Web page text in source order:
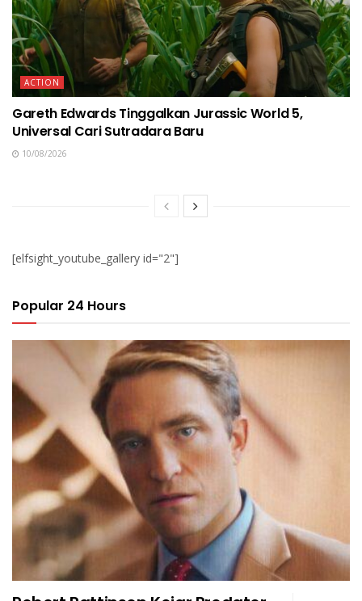
ACTION
Gareth Edwards Tinggalkan Jurassic World 5,
Universal Cari Sutradara Baru
10/08/2026
[elfsight_youtube_gallery id="2"]
Popular 24 Hours